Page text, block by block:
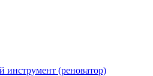
(реноватор)